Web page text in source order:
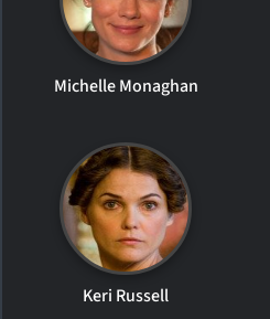
Michelle Monaghan
Keri Russell